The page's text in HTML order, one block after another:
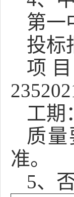
第一
投标
项
工期
质量
准。
5、